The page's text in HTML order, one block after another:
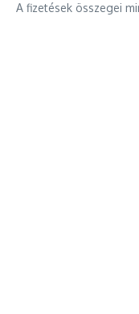
A fizetések összegei